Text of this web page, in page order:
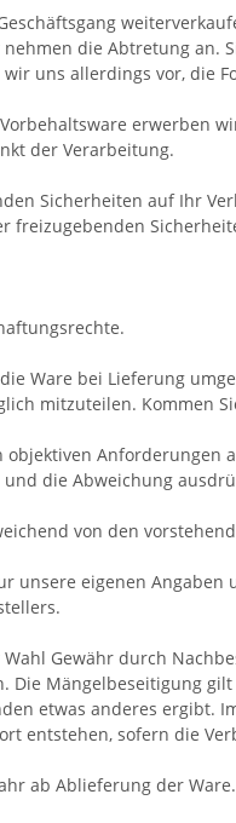
die Abtretung
uns allerdings vor, die
erwerben
der Verarbeitung.
Sicherheiten auf Ihr
freizugebenden
Ware bei Lieferung
mitzuteilen. Kommen
objektiven
die Abweichung
von den
unsere eigenen
Gewähr durch
Die Mängelbeseitigung
etwas anderes ergibt.
entstehen, sofern die
ab Ablieferung der